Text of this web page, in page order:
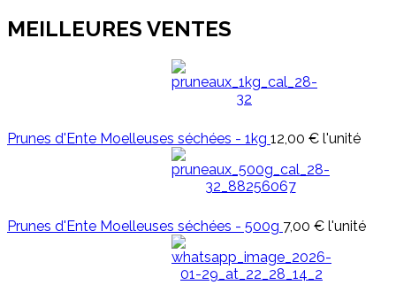
MEILLEURES VENTES
Prunes d'Ente Moelleuses séchées - 1kg 12,00 € l'unité
Prunes d'Ente Moelleuses séchées - 500g 7,00 € l'unité